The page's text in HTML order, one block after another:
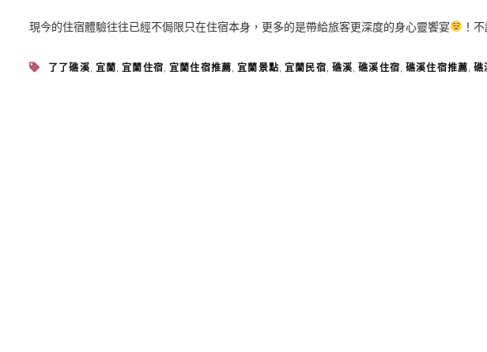
現今的住宿體驗往往已經不侷限只在住宿本身，更多的是帶給旅客更深度的身心靈饗宴 ！
了了礁溪 宜蘭 宜蘭住宿 宜蘭住宿推薦 宜蘭景點 宜蘭民宿 礁溪 ,礁溪住宿 ,礁溪住宿推薦 ,礁